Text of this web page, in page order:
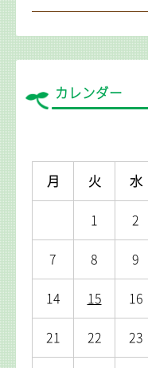
カレンダー
月 火 水
1 2
7 8 9
14 15 16
21 22 23